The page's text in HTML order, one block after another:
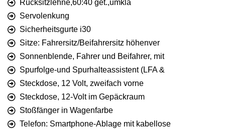
Rücksitzlehne,60:40 get.,umkla
Servolenkung
Sicherheitsgurte i30
Sitze: Fahrersitz/Beifahrersitz höhenver
Sonnenblende, Fahrer und Beifahrer, mit
Spurfolge-und Spurhalteassistent (LFA &
Steckdose, 12 Volt, zweifach vorne
Steckdose, 12-Volt im Gepäckraum
Stoßfänger in Wagenfarbe
Telefon: Smartphone-Ablage mit kabellose